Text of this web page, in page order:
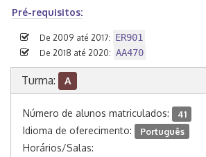
Pré-requisitos:
De 2009 até 2017: ER901
De 2018 até 2020: AA470
Turma: A
Número de alunos matriculados: 41
Idioma de oferecimento: Português
Horários/Salas: